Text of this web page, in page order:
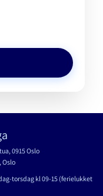
0915 Oslo
Oslo
torsdag kl 09-15 (ferielukket